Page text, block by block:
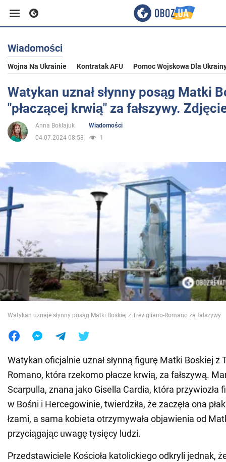
Biznes
Sport
Rozrywka
Polityka
Społeczeństwo
Wojna na Ukrainie
Świat
Jedzenie
Wiadomości
Wojna Na Ukrainie Kontratak AFU Pomoc Wojskowa Dla
Watykan uznał słynny posąg Matki
"płaczącej krwią" za fałszywy.
Anna Boklajuk
Wiadomości
04.07.2024 08:58
1
Watykan uznaje słynny posąg Matki Boskiej z Trevigliano-Romano za fałszywy
Watykan oficjalnie uznał słynną figurę Matki Boskiej z
Romano, która rzekomo płacze krwią, za fałszywą.
Scarpulla, znana jako Gisella Cardia, która przywiozła
w Bośni i Hercegowinie, twierdziła, że zaczęła ona
łzami, a sama kobieta otrzymywała objawienia od
przyciągając uwagę tysięcy ludzi.
Przedstawiciele Kościoła katolickiego odkryli jednak,